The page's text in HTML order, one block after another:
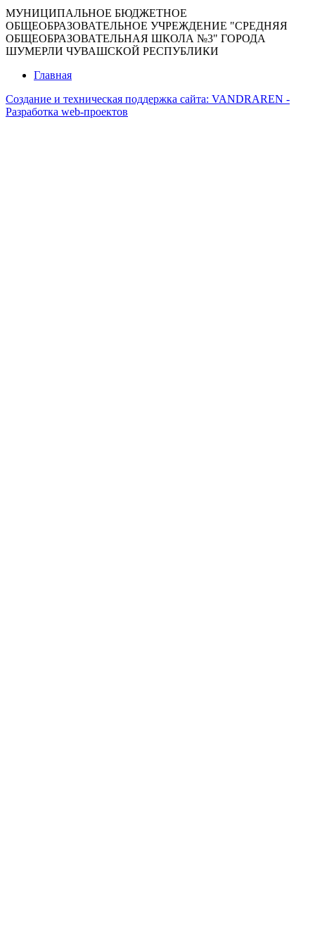
МУНИЦИПАЛЬНОЕ БЮДЖЕТНОЕ
ОБЩЕОБРАЗОВАТЕЛЬНОЕ УЧРЕЖДЕНИЕ "СРЕДНЯЯ
ОБЩЕОБРАЗОВАТЕЛЬНАЯ ШКОЛА №3" ГОРОДА
ШУМЕРЛИ ЧУВАШСКОЙ РЕСПУБЛИКИ
Главная
Создание и техническая поддержка сайта: VANDRAREN -
Разработка web-проектов